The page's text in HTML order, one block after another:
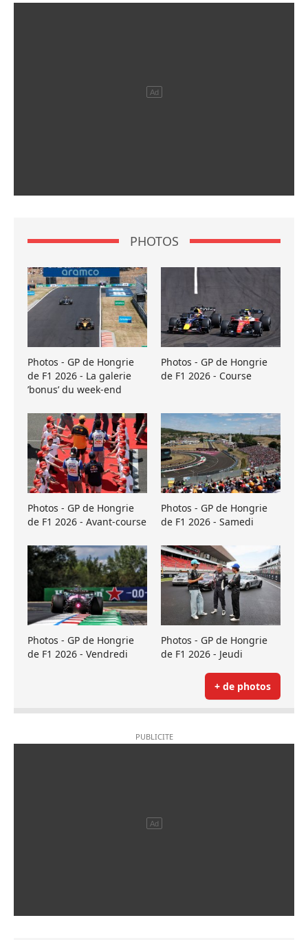
PHOTOS
Photos - GP de Hongrie
de F1 2026 - La galerie
’bonus’ du week-end
Photos - GP de Hongrie
de F1 2026 - Course
Photos - GP de Hongrie
de F1 2026 - Avant-course
Photos - GP de Hongrie
de F1 2026 - Samedi
Photos - GP de Hongrie
de F1 2026 - Vendredi
Photos - GP de Hongrie
de F1 2026 - Jeudi
+ de photos